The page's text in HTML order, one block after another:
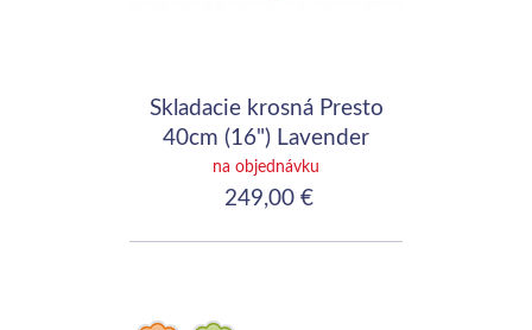
Skladacie krosná Presto
40cm (16") Lavender
na objednávku
249,00 €